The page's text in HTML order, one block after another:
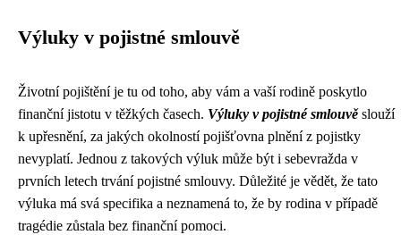
Výluky v pojistné smlouvě
Životní pojištění je tu od toho, aby vám a vaší rodině poskytlo
finanční jistotu v těžkých časech. Výluky v pojistné smlouvěslouží
k upřesnění, za jakých okolností pojišťovna plnění z pojistky
nevyplatí. Jednou z takových výluk může být i sebevražda v
prvních letech trvání pojistné smlouvy. Důležité je vědět, že tato
výluka má svá specifika a neznamená to, že by rodina v případě
tragédie zůstala bez finanční pomoci.